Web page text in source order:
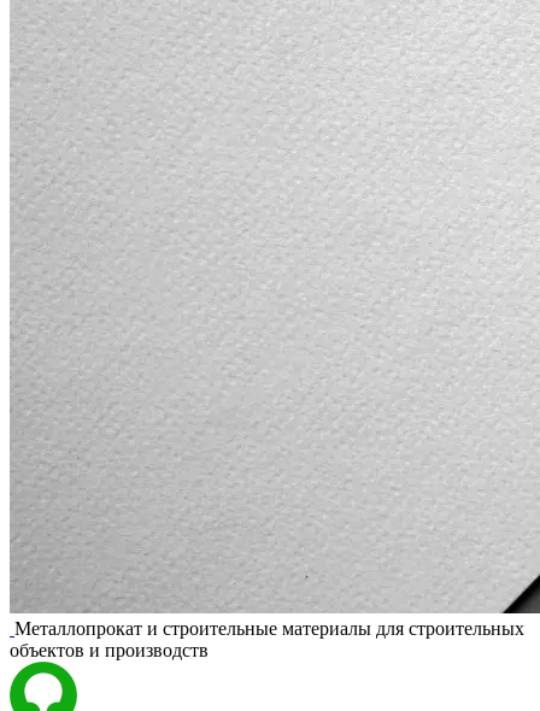
Металлопрокат и строительные материалы для строительных
объектов и производств